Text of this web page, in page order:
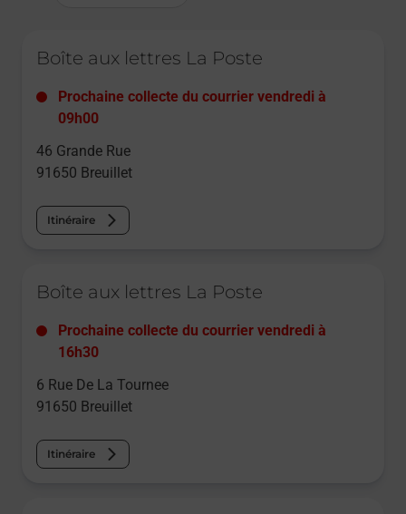
Boîte aux lettres La Poste
Prochaine collecte du courrier vendredi à
09h00
46 Grande Rue
91650 Breuillet
Itinéraire
Boîte aux lettres La Poste
Prochaine collecte du courrier vendredi à
16h30
6 Rue De La Tournee
91650 Breuillet
Itinéraire